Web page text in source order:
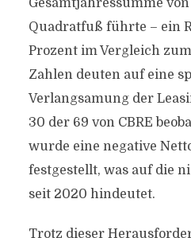
Gesamtjahressumme
Quadratfuß führte – ein
Prozent im Vergleich
Zahlen deuten auf eine
Verlangsamung der
30 der 69 von CBRE
wurde eine negative
festgestellt, was auf die
seit 2020 hindeutet.
Trotz dieser